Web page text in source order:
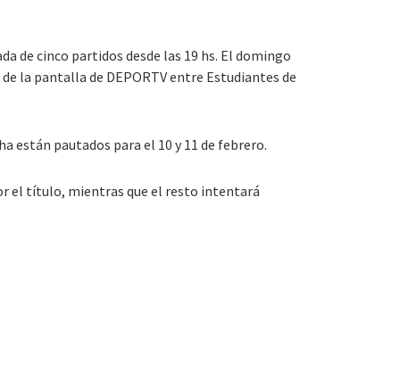
de cinco partidos desde las 19 hs. El domingo
la pantalla de DEPORTV entre Estudiantes de
están pautados para el 10 y 11 de febrero.
el título, mientras que el resto intentará